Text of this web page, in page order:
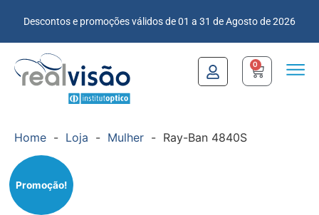
Descontos e promoções válidos de 01 a 31 de Agosto de 2026
0
Home - Loja - Mulher - Ray-Ban 4840S
Promoção!